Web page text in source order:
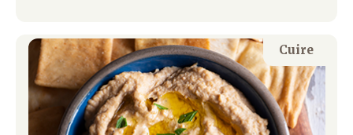
pour les cuisiniers débutants et
expérimentés. Il propose quelques
outils utiles pour simplifier la cuisine,
notamment :
Cuire